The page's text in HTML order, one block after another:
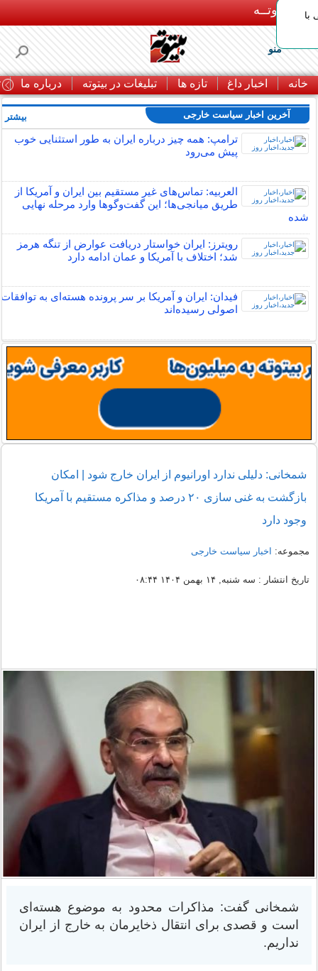
بـیتوتــه
منو
خانه اخبار داغ تازه ها تبلیغات در بیتوته درباره ما
با
آخرین اخبار سیاست خارجی
ترامپ: همه چیز درباره ایران به طور استثنایی خوب
پیش می‌رود
العربیه: تماس‌های غیر مستقیم بین ایران و آمریکا از
طریق میانجی‌ها؛ این گفت‌و‌گو‌ها وارد مرحله نهایی
شده
رویترز: ایران خواستار دریافت عوارض از تنگه هرمز
شد؛ اختلاف با آمریکا و عمان ادامه دارد
فیدان: ایران و آمریکا بر سر پرونده هسته‌ای به توافقات
اصولی رسیده‌اند
بیشتر
شمخانی: دلیلی ندارد اورانیوم از ایران خارج شود | امکان
بازگشت به غنی سازی ۲۰ درصد و مذاکره مستقیم با آمریکا
وجود دارد
مجموعه: اخبار سیاست خارجی
تاریخ انتشار : سه شنبه, ۱۴ بهمن ۱۴۰۴ ۰۸:۴۴
شمخانی گفت: مذاکرات محدود به موضوع هسته‌ای
است و قصدی برای انتقال ذخایرمان به خارج از ایران
نداریم.